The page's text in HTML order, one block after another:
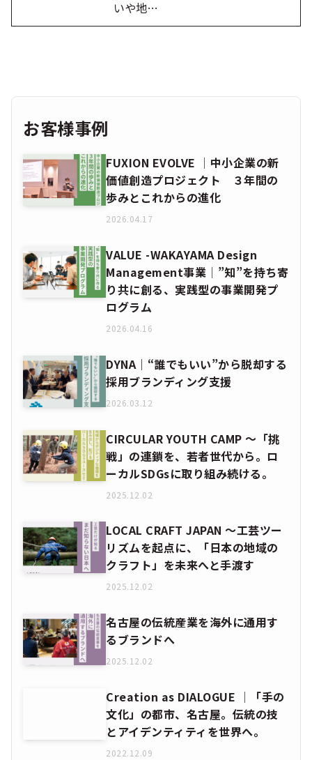
いや地…
お客様事例
FUXION EVOLVE │中小企業の新
価値創造プロジェクト ３年間の
歩みとこれからの進化
2026.04.17
VALUE -WAKAYAMA Design
Management事業│”知”を持ち寄
り共に創る、実践型の事業開発プ
ログラム
2026.04.16
DYNA｜“誰でもいい”から脱却する
採用ブランディング支援
2026.03.12
CIRCULAR YOUTH CAMP ～「挑
戦」の連鎖を、若者世代から。ロ
ーカルSDGsに取り組み続ける。
2025.12.02
LOCAL CRAFT JAPAN ～工芸ツー
リズムを起点に、「日本の地域の
クラフト」を未来へと手渡す
2025.12.02
名古屋の伝統産業を海外に通用す
るブランドへ
2025.12.02
Creation as DIALOGUE │「手の
文化」の都市、名古屋。伝統の技
とアイデンティティを世界へ。
2022.12.09